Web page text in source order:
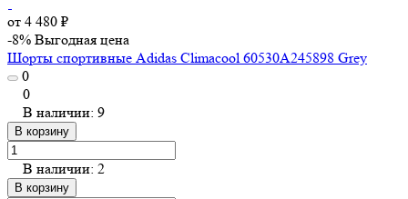
от 4 480 ₽
-8% Выгодная цена
Шорты спортивные Adidas Climacool 60530A245898 Grey
0
0
В наличии: 9
В корзину
В наличии: 2
В корзину